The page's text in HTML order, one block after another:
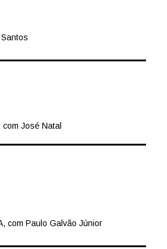
José Natal
com Paulo Galvão Júnior